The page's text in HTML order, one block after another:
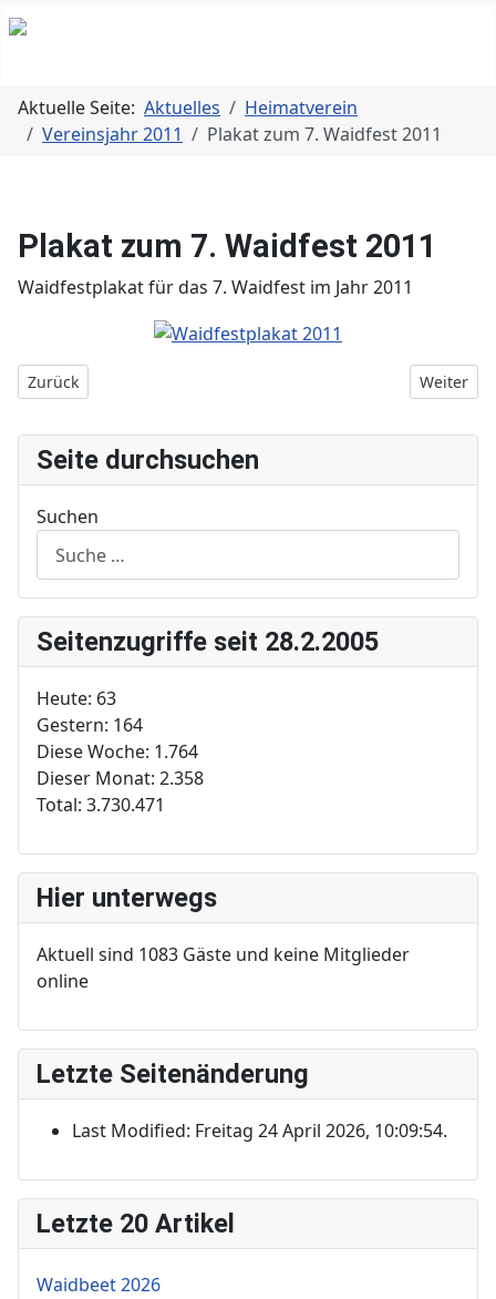
Aktuelle Seite: Aktuelles
Heimatverein
Vereinsjahr 2011
Plakat zum 7. Waidfest 2011
Plakat zum 7. Waidfest 2011
Waidfestplakat für das 7. Waidfest im Jahr 2011
Vorheriger Beitrag: Herbstfahrt 2011 nach Magdeburg
Zurück Nächster
Weiter
Seite durchsuchen
Suchen
Seitenzugriffe seit 28.2.2005
Heute: 63
Gestern: 164
Diese Woche: 1.764
Dieser Monat: 2.358
Total: 3.730.471
Hier unterwegs
Aktuell sind 1083 Gäste und keine Mitglieder
online
Letzte Seitenänderung
Last Modified: Freitag 24 April 2026, 10:09:54.
Letzte 20 Artikel
Waidbeet 2026